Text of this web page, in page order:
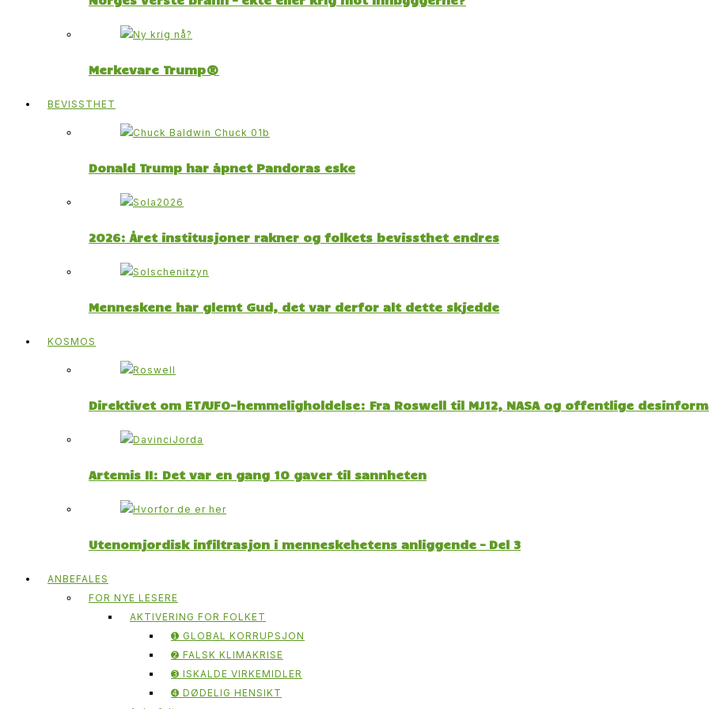
Merkevare Trump®
BEVISSTHET
Donald Trump har åpnet Pandoras eske
2026: Året institusjoner rakner og folkets bevissthet endres
Menneskene har glemt Gud, det var derfor alt dette skjedde
KOSMOS
Direktivet om ET/UFO-hemmeligholdelse: Fra Roswell til MJ12, NASA og offentlige
Artemis II: Det var en gang 10 gaver til sannheten
Utenomjordisk infiltrasjon i menneskehetens anliggende – Del 3
ANBEFALES
FOR NYE LESERE
AKTIVERING FOR FOLKET
➊ GLOBAL KORRUPSJON
➋ FALSK KLIMAKRISE
➌ ISKALDE VIRKEMIDLER
➍ DØDELIG HENSIKT